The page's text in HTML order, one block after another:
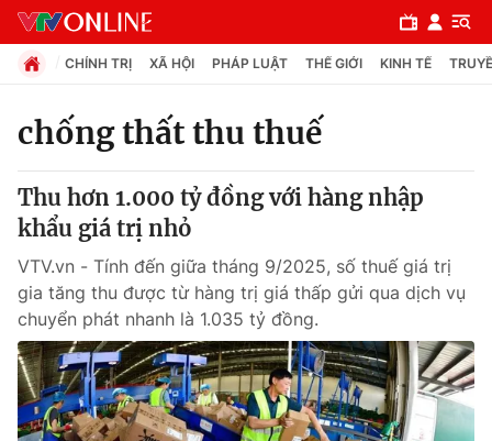
Chuyên mục
Chính trị
Xã hội
Pháp luật
Y tế
CHÍNH TRỊ XÃ HỘI PHÁP LUẬT THẾ GIỚI KINH TẾ
chống thất thu thuế
Thu hơn 1.000 tỷ đồng với hàng nhập
khẩu giá trị nhỏ
VTV.vn - Tính đến giữa tháng 9/2025, số thuế giá trị
gia tăng thu được từ hàng trị giá thấp gửi qua dịch vụ
chuyển phát nhanh là 1.035 tỷ đồng.